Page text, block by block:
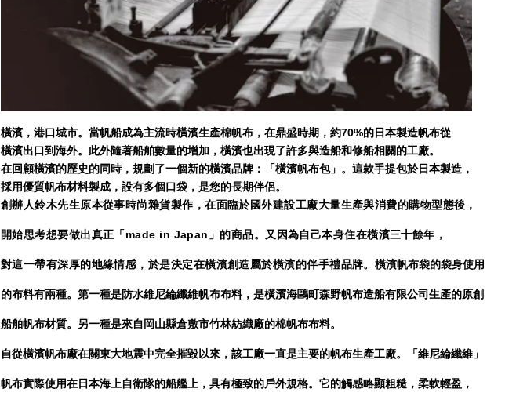
橫濱，港口城市。當帆船成為主流時橫濱生產棉帆布，在鼎盛時期，約70%的日本製造帆布從
橫濱出口到海外。此外隨著船舶數量的增加，橫濱也出現了許多與造船和修船相關的工廠。
在回顧橫濱的歷史的同時，規劃了一個新的橫濱品牌：「橫濱帆布包」。這款手提包於日本製造，
採用優質帆布材料製成，設有多個口袋，是您的長期伴侶。
創辦人鈴木先生原本從事時尚雜貨製作，在面臨於國外建設工廠大量生產與消費的購物型態後，
開始思考想要做出真正「made in Japan」的商品。又因為自己本身住在橫濱三十餘年，
對這一帶有深厚的地緣情感，於是決定在橫濱創造屬於橫濱的伴手禮品牌。 橫濱帆布袋的袋身使用
的布料有兩種。第一種是防水維尼綸纖維帆布布料，是橫濱海鷗町森野帆布造船有限公司生產的原創
船舶帆布材質。另一種是來自岡山縣倉敷市竹林紡織廠的棉帆布布料。
自從橫濱帆布廠在關東大地震中完全摧毀以來， 該工廠一直是主要的帆布生產工廠。「維尼綸纖維」
帆布實際使用在日本海上自衛隊的船艦上，具有極致的戶外規格。 它的觸感略顯粗糙，柔軟輕盈，